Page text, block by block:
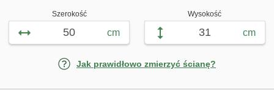
Szerokość
cm
Wysokość
cm
Jak prawidłowo zmierzyć ścianę?